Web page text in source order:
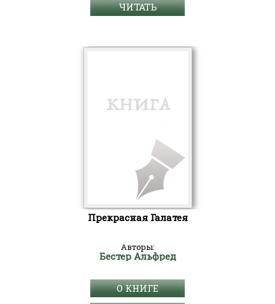
ЧИТАТЬ
Прекрасная Галатея
Авторы:
Бестер Альфред
О КНИГЕ